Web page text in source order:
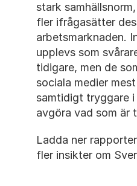
stark
fler ifrågasätter
arbetsmarknaden.
upplevs som
tidigare, men de
sociala medier
samtidigt tryggare
avgöra vad som är
Ladda ner
fler insikter om